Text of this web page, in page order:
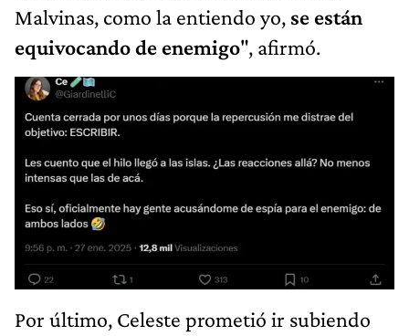
Malvinas, como la entiendo yo, se están
equivocando de enemigo", afirmó.
Por último, Celeste prometió ir subiendo